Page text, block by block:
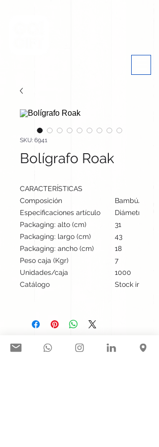
SKU: 6941
Bolígrafo Roak
CARACTERÍSTICAS
Composición
Bambú/
Especificaciones artículo
Diámetro: 1
Packaging: alto (cm)
31
Packaging: largo (cm)
43
Packaging: ancho (cm)
18
Peso caja (Kgr)
7
Unidades/caja
1000
Catálogo
Stock
Síguenos en nuestras redes